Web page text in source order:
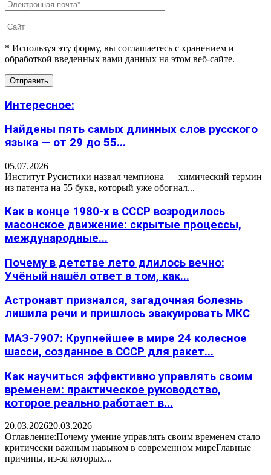
* Используя эту форму, вы соглашаетесь с хранением и
обработкой введенных вами данных на этом веб-сайте.
Интересное:
Найдены пять самых длинных слов русского
языка — от 29 до 55...
05.07.2026
Институт Русистики назвал чемпиона — химический термин
из патента на 55 букв, который уже обогнал...
Как в конце 1980-х в СССР возродилось
масонское движение: скрытые процессы,
международные...
Почему в детстве лето длилось вечно:
Учёный нашёл ответ в том, как...
Астронавт признался, загадочная болезнь
лишила речи и пришлось эвакуировать МКС
МАЗ-7907: Крупнейшее в мире 24 колесное
шасси, созданное в СССР для ракет...
Как научиться эффективно управлять своим
временем: практическое руководство,
которое реально работает в...
20.03.202620.03.2026
Оглавление:Почему умение управлять своим временем стало
критически важным навыком в современном миреГлавные
причины, из-за которых...